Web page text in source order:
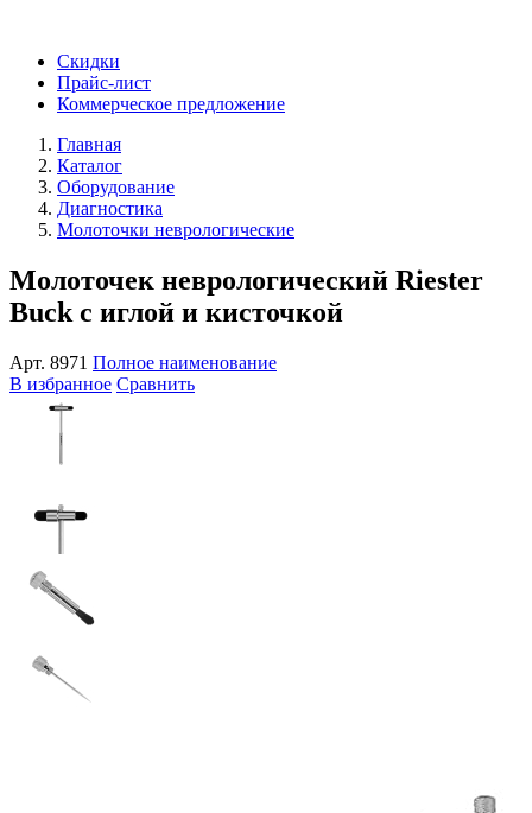
Скидки
Прайс-лист
Коммерческое предложение
Главная
Каталог
Оборудование
Диагностика
Молоточки неврологические
Молоточек неврологический Riester
Buck с иглой и кисточкой
Арт. 8971 Полное наименование
В избранное Сравнить